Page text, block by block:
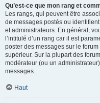
Qu’est-ce que mon rang et
Les rangs, qui peuvent être
de messages postés ou
et administrateurs. En général,
l’intitulé d’un rang car il est
poster des messages sur le
supérieur. Sur la plupart des
modérateur (ou un
messages.
Haut